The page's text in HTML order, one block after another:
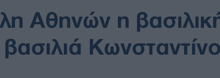
Αθηνών η
Κωνσταντίνο